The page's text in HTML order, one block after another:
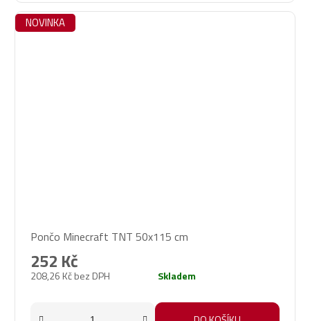
NOVINKA
Pončo Minecraft TNT 50x115 cm
208,26 Kč bez DPH
252 Kč
Skladem